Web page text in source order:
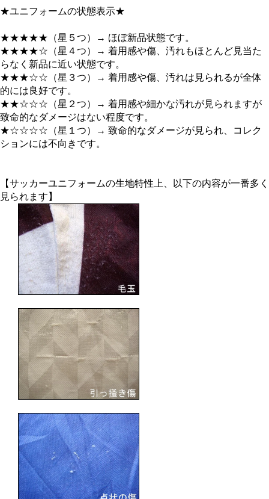
★ユニフォームの状態表示★
★★★★★（星５つ）→ ほぼ新品状態です。
★★★★☆（星４つ）→ 着用感や傷、汚れもほとんど見当た
らなく新品に近い状態です。
★★★☆☆（星３つ）→ 着用感や傷、汚れは見られるが全体
的には良好です。
★★☆☆☆（星２つ）→ 着用感や細かな汚れが見られますが
致命的なダメージはない程度です。
★☆☆☆☆（星１つ）→ 致命的なダメージが見られ、コレク
ションには不向きです。
【サッカーユニフォームの生地特性上、以下の内容が一番多く
見られます】